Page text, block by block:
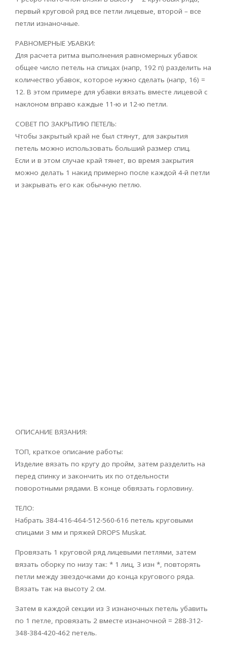
первый круговой ряд все петли лицевые, второй – все
петли изнаночные.
РАВНОМЕРНЫЕ УБАВКИ:
Для расчета ритма выполнения равномерных убавок
общее число петель на спицах (напр, 192 п) разделить на
количество убавок, которое нужно сделать (напр, 16) =
12. В этом примере для убавки вязать вместе лицевой с
наклоном вправо каждые 11-ю и 12-ю петли.
СОВЕТ ПО ЗАКРЫТИЮ ПЕТЕЛЬ:
Чтобы закрытый край не был стянут, для закрытия
петель можно использовать больший размер спиц.
Если и в этом случае край тянет, во время закрытия
можно делать 1 накид примерно после каждой 4-й петли
и закрывать его как обычную петлю.
ОПИСАНИЕ ВЯЗАНИЯ:
ТОП, краткое описание работы:
Изделие вязать по кругу до пройм, затем разделить на
перед спинку и закончить их по отдельности
поворотными рядами. В конце обвязать горловину.
ТЕЛО:
Набрать 384-416-464-512-560-616 петель круговыми
спицами 3 мм и пряжей DROPS Muskat.
Провязать 1 круговой ряд лицевыми петлями, затем
вязать оборку по низу так: * 1 лиц, 3 изн *, повторять
петли между звездочками до конца кругового ряда.
Вязать так на высоту 2 см.
Затем в каждой секции из 3 изнаночных петель убавить
по 1 петле, провязать 2 вместе изнаночной = 288-312-
348-384-420-462 петель.